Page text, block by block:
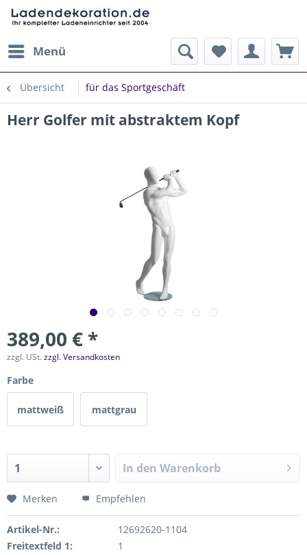
Menü
Übersicht für das Sportgeschäft
Herr Golfer mit abstraktem Kopf
389,00 € *
zzgl. USt.zzgl. Versandkosten
Farbe
mattweiß mattgrau
In den Warenkorb
Merken Empfehlen
Artikel-Nr.:
12692620-1104
Freitextfeld 1:
1